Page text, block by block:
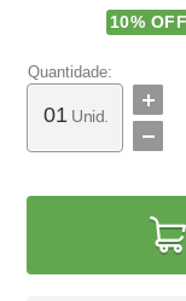
10% OFF
Quantidade:
Unid.